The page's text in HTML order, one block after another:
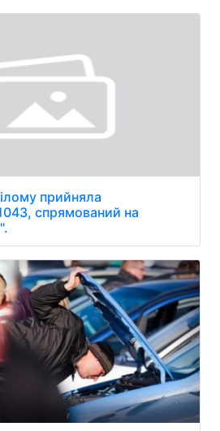
прийняла
спрямований на